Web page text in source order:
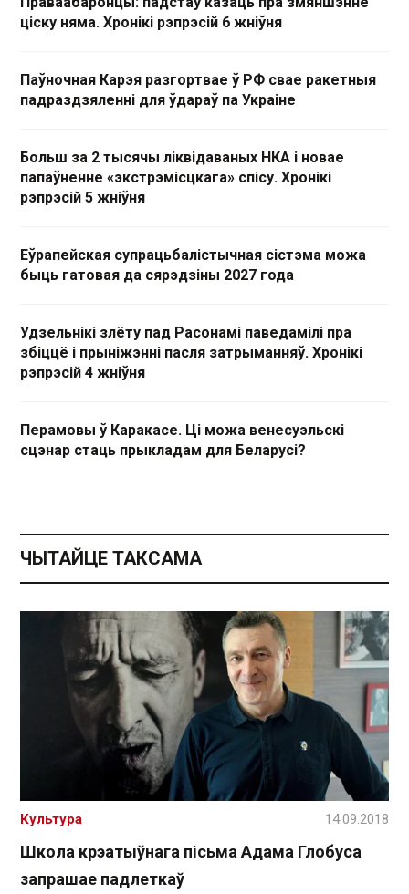
ціску няма. Хронікі рэпрэсій 6 жніўня
Паўночная Карэя разгортвае ў РФ свае ракетныя
падраздзяленні для ўдараў па Украіне
Больш за 2 тысячы ліквідаваных НКА і новае
папаўненне «экстрэмісцкага» спісу. Хронікі
рэпрэсій 5 жніўня
Еўрапейская супрацьбалістычная сістэма можа
быць гатовая да сярэдзіны 2027 года
Удзельнікі злёту пад Расонамі паведамілі пра
збіццё і прыніжэнні пасля затрыманняў. Хронікі
рэпрэсій 4 жніўня
Перамовы ў Каракасе. Ці можа венесуэльскі
сцэнар стаць прыкладам для Беларусі?
ЧЫТАЙЦЕ ТАКСАМА
Школа крэатыўнага пісьма Адама Глобуса
запрашае падлеткаў
Культура 14.09.2018